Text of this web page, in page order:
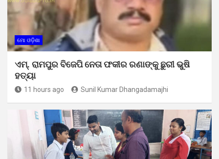
ମୋ ଓଡ଼ିଶା
ଏମ୍. ରାମପୁର ବିଜେପି ନେତା ଫକୀର ରଣାଙ୍କୁ ଛୁରୀ ଭୁଷି
ହତ୍ୟା
11 hours ago Sunil Kumar Dhangadamajhi